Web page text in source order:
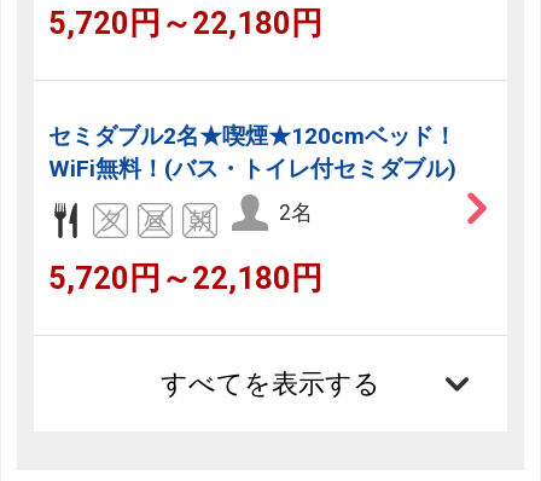
5,720円～22,180円
セミダブル2名★喫煙★120cmベッド！
WiFi無料！(バス・トイレ付セミダブル)
2名
5,720円～22,180円
すべてを表示する